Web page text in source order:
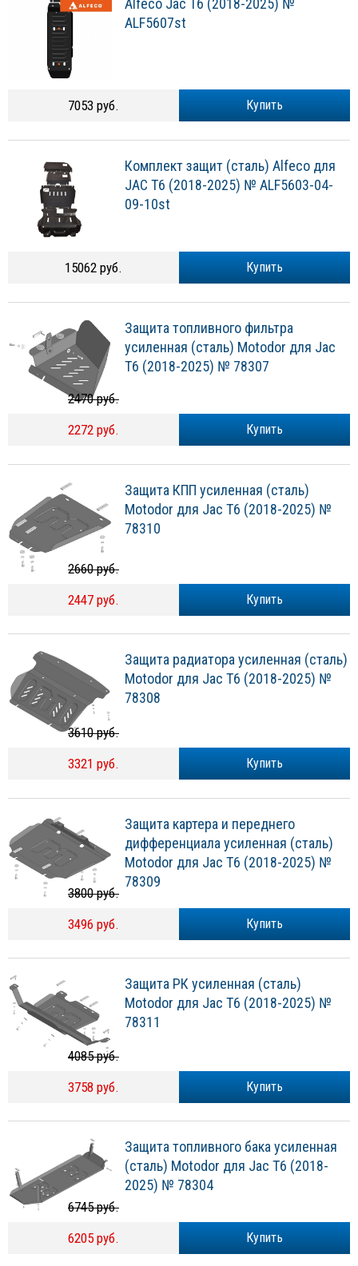
Alfeco Jac T6 (2018-2025) №
ALF5607st
Купить
7053 руб.
Комплект защит (сталь) Alfeco для
JAC T6 (2018-2025) № ALF5603-04-
09-10st
Купить
15062 руб.
Защита топливного фильтра
усиленная (сталь) Motodor для Jac
T6 (2018-2025) № 78307
Купить
2470 руб.
2272 руб.
Защита КПП усиленная (сталь)
Motodor для Jac T6 (2018-2025) №
78310
Купить
2660 руб.
2447 руб.
Защита радиатора усиленная (сталь)
Motodor для Jac T6 (2018-2025) №
78308
Купить
3610 руб.
3321 руб.
Защита картера и переднего
дифференциала усиленная (сталь)
Motodor для Jac T6 (2018-2025) №
78309
Купить
3800 руб.
3496 руб.
Защита РК усиленная (сталь)
Motodor для Jac T6 (2018-2025) №
78311
Купить
4085 руб.
3758 руб.
Защита топливного бака усиленная
(сталь) Motodor для Jac T6 (2018-
2025) № 78304
Купить
6745 руб.
6205 руб.